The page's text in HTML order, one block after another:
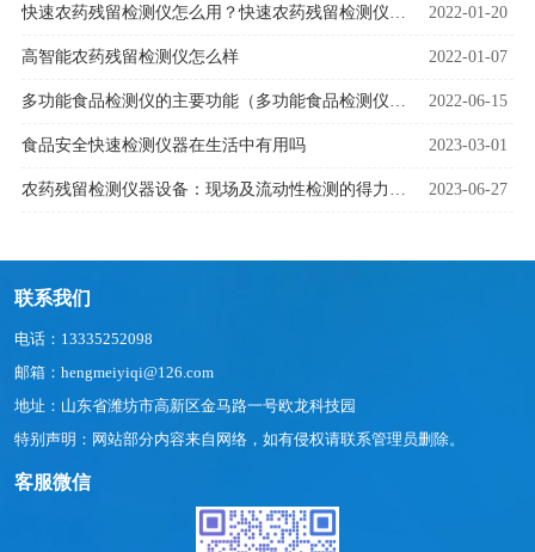
快速农药残留检测仪怎么用？快速农药残留检测仪使用建议 2022-01-20
高智能农药残留检测仪怎么样 2022-01-07
多功能食品检测仪的主要功能（多功能食品检测仪的介绍） 2022-06-15
食品安全快速检测仪器在生活中有用吗 2023-03-01
农药残留检测仪器设备：现场及流动性检测的得力助手 2023-06-27
联系我们
电话：13335252098
邮箱：hengmeiyiqi@126.com
地址：山东省潍坊市高新区金马路一号欧龙科技园
特别声明：网站部分内容来自网络，如有侵权请联系管理员删除。
客服微信